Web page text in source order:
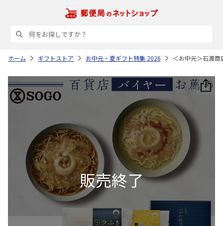
ホーム ギフトストア お中元・夏ギフト特集 2026 ＜お中元＞石渡